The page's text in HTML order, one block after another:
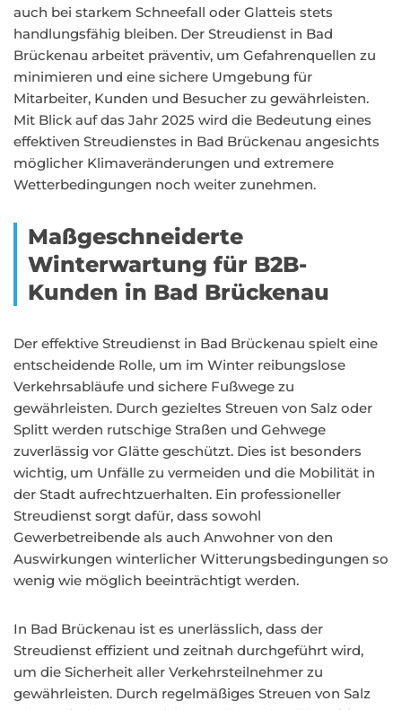
auch bei starkem Schneefall oder Glatteis stets
handlungsfähig bleiben. Der Streudienst in Bad
Brückenau arbeitet präventiv, um Gefahrenquellen zu
minimieren und eine sichere Umgebung für
Mitarbeiter, Kunden und Besucher zu gewährleisten.
Mit Blick auf das Jahr 2025 wird die Bedeutung eines
effektiven Streudienstes in Bad Brückenau angesichts
möglicher Klimaveränderungen und extremere
Wetterbedingungen noch weiter zunehmen.
Maßgeschneiderte
Winterwartung für B2B-
Kunden in Bad Brückenau
Der effektive Streudienst in Bad Brückenau spielt eine
entscheidende Rolle, um im Winter reibungslose
Verkehrsabläufe und sichere Fußwege zu
gewährleisten. Durch gezieltes Streuen von Salz oder
Splitt werden rutschige Straßen und Gehwege
zuverlässig vor Glätte geschützt. Dies ist besonders
wichtig, um Unfälle zu vermeiden und die Mobilität in
der Stadt aufrechtzuerhalten. Ein professioneller
Streudienst sorgt dafür, dass sowohl
Gewerbetreibende als auch Anwohner von den
Auswirkungen winterlicher Witterungsbedingungen so
wenig wie möglich beeinträchtigt werden.
In Bad Brückenau ist es unerlässlich, dass der
Streudienst effizient und zeitnah durchgeführt wird,
um die Sicherheit aller Verkehrsteilnehmer zu
gewährleisten. Durch regelmäßiges Streuen von Salz